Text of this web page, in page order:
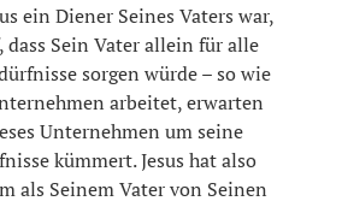
ein Diener Seines Vaters war,
dass Sein Vater allein für alle
sorgen würde – so wie
arbeitet, erwarten
Unternehmen um seine
kümmert. Jesus hat also
als Seinem Vater von Seinen